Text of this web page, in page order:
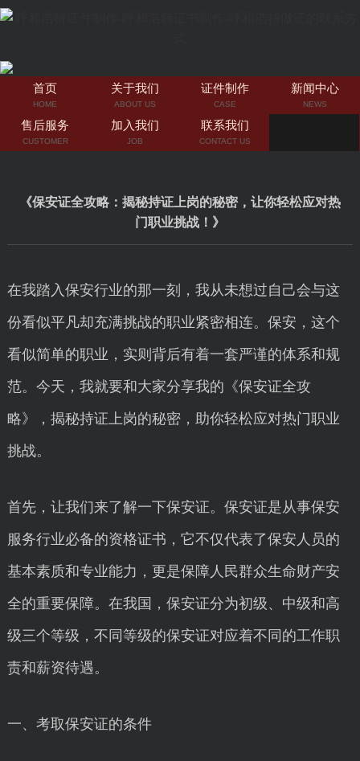
首页
HOME
关于我们
ABOUT US
证件制作
CASE
新闻中心
NEWS
售后服务
CUSTOMER
加入我们
JOB
联系我们
CONTACT US
《保安证全攻略：揭秘持证上岗的秘密，让你轻松应对热
门职业挑战！》
在我踏入保安行业的那一刻，我从未想过自己会与这
份看似平凡却充满挑战的职业紧密相连。保安，这个
看似简单的职业，实则背后有着一套严谨的体系和规
范。今天，我就要和大家分享我的《保安证全攻
略》，揭秘持证上岗的秘密，助你轻松应对热门职业
挑战。
首先，让我们来了解一下保安证。保安证是从事保安
服务行业必备的资格证书，它不仅代表了保安人员的
基本素质和专业能力，更是保障人民群众生命财产安
全的重要保障。在我国，保安证分为初级、中级和高
级三个等级，不同等级的保安证对应着不同的工作职
责和薪资待遇。
一、考取保安证的条件